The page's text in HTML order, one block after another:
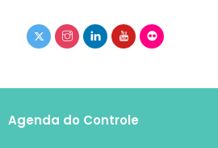
Agenda do Controle